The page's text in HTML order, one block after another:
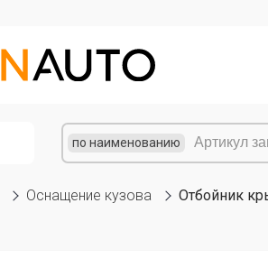
по наименованию
Оснащение кузова Отбойник